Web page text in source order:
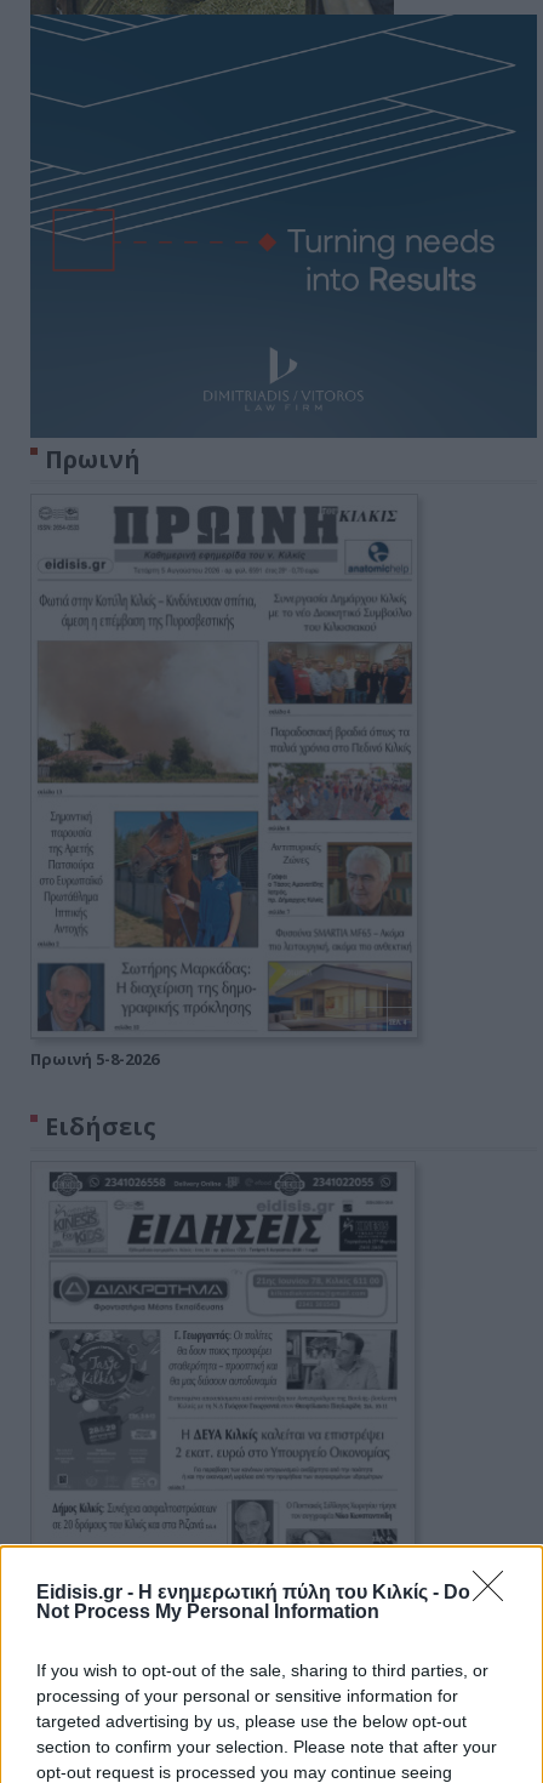
Eidisis.gr - Η ενημερωτική πύλη του Κιλκίς - Do
Not Process My Personal Information
If you wish to opt-out of the sale, sharing to third parties, or
processing of your personal or sensitive information for
targeted advertising by us, please use the below opt-out
section to confirm your selection. Please note that after your
opt-out request is processed you may continue seeing
Πρωινή
Πρωινή 5-8-2026
Ειδήσεις
Ειδήσεις 5-8-2026